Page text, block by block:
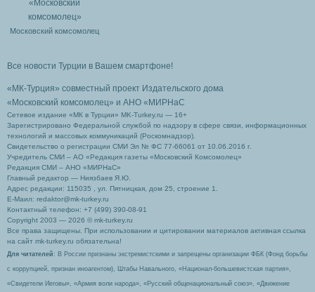
Московский комсомолец
Все новости Турции в Вашем смартфоне!
«МК-Турция» совместный проект Издательского дома
«Московский комсомолец» и АНО «МИРНаС
Сетевое издание «МК в Турции» MK-Turkey.ru — 16+
Зарегистрировано Федеральной службой по надзору в сфере связи, информационных
технологий и массовых коммуникаций (Роскомнадзор).
Свидетельство о регистрации СМИ Эл № ФС 77-66061 от 10.06.2016 г.
Учредитель СМИ – АО «Редакция газеты «Московский Комсомолец»
Редакция СМИ – АНО «МИРНаС»
Главный редактор — Ниязбаев Я.Ю.
Адрес редакции: 115035 , ул. Пятницкая, дом 25, строение 1.
Е-Маил: redaktor@mk-turkey.ru
Контактный телефон: +7 (499) 390-08-91
Copyright 2003 — 2026 © mk-turkey.ru
Все права защищены. При использовании и цитировании материалов активная ссылка
на сайт mk-turkey.ru обязательна!
Для читателей : В России признаны экстремистскими и запрещены организации ФБК (Фонд борьбы
с коррупцией, признан иноагентом), Штабы Навального, «Национал-большевистская партия»,
«Свидетели Иеговы», «Армия воли народа», «Русский общенациональный союз», «Движение